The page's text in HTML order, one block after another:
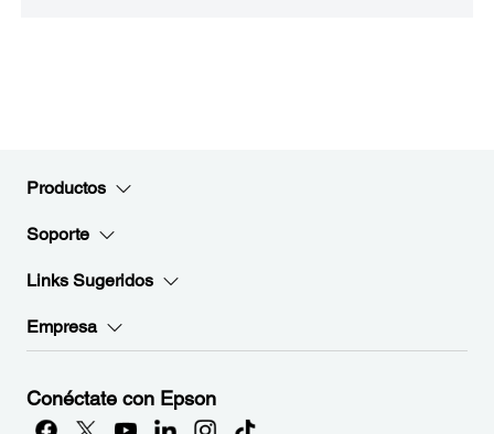
Productos
Soporte
Links Sugeridos
Empresa
Conéctate con Epson